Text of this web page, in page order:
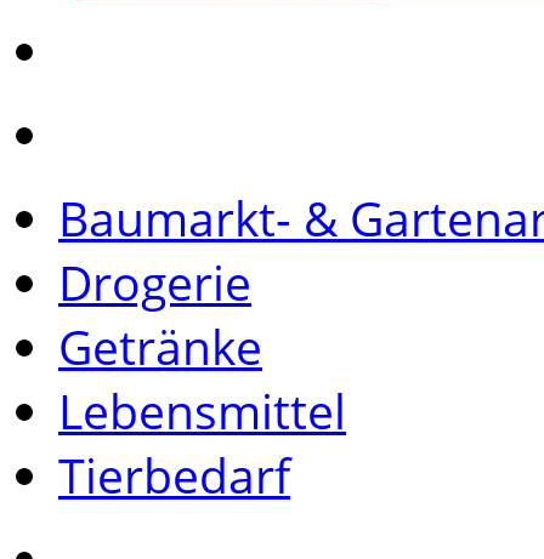
Baumarkt- &
Drogerie
Getränke
Lebensmittel
Tierbedarf